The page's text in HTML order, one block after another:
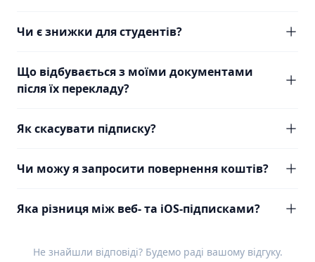
Чи є знижки для студентів?
Що відбувається з моїми документами
після їх перекладу?
Як скасувати підписку?
Чи можу я запросити повернення коштів?
Яка різниця між веб- та iOS-підписками?
Не знайшли відповіді? Будемо раді вашому відгуку.